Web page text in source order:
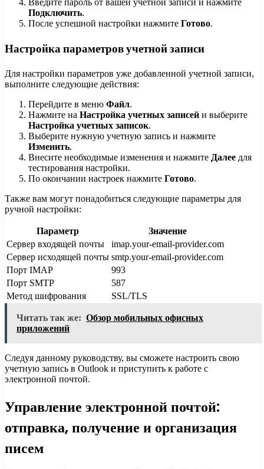
Введите пароль от вашей учетной записи и нажмите
Подключить.
После успешной настройки нажмите Готово.
Настройка параметров учетной записи
Для настройки параметров уже добавленной учетной записи,
выполните следующие действия:
Перейдите в меню Файл.
Нажмите на Настройка учетных записей и выберите
Настройка учетных записок.
Выберите нужную учетную запись и нажмите
Изменить.
Внесите необходимые изменения и нажмите Далее для
тестирования настройки.
По окончании настроек нажмите Готово.
Также вам могут понадобиться следующие параметры для
ручной настройки:
Параметр
Значение
Сервер входящей почты
imap.your-email-provider.com
Сервер исходящей почты smtp.your-email-provider.com
Порт IMAP
993
Порт SMTP
587
Метод шифрования
SSL/TLS
Читать так же: Обзор мобильных офисных
приложений
Следуя данному руководству, вы сможете настроить свою
учетную запись в Outlook и приступить к работе с
электронной почтой.
Управление электронной почтой:
отправка, получение и организация
писем